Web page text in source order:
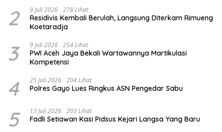
2 9 Juli 2026 278 Lihat
Residivis Kembali Berulah, Langsung Diterkam Rimueng
Koetaradja
3 9 Juli 2026 254 Lihat
PWI Aceh Jaya Bekali Wartawannya Martikulasi
Kompetensi
4 25 Juli 2026 204 Lihat
Polres Gayo Lues Ringkus ASN Pengedar Sabu
5 13 Juli 2026 203 Lihat
Fadli Setiawan Kasi Pidsus Kejari Langsa Yang Baru